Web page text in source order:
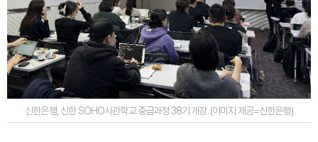
신한은행, 신한 SOHO사관학교 중급과정 38기 개강. (이미지 제공=신한은행)